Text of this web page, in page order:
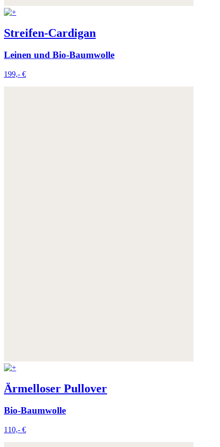
Streifen-Cardigan
Leinen und Bio-Baumwolle
199,- €
Ärmelloser Pullover
Bio-Baumwolle
110,- €